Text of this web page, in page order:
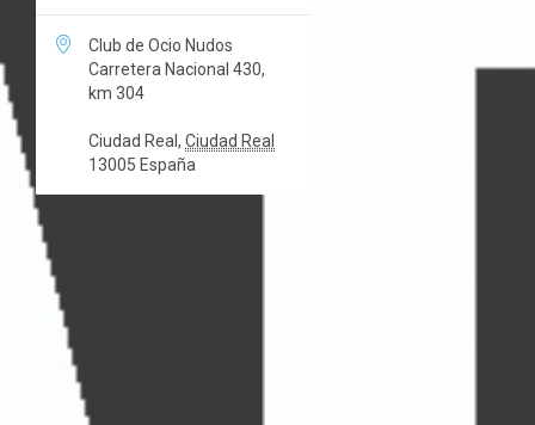

Club de Ocio Nudos
Carretera Nacional 430,
km 304
Ciudad Real , Ciudad Real
13005 España